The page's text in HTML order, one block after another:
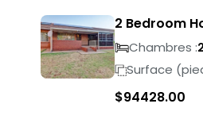
2 Bedroom
ParkChambres :2
Surface
$94428.00